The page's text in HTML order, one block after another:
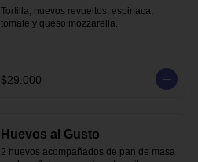
Tortilla, huevos revueltos, espinaca,
tomate y queso mozzarella.
$29.000
Huevos al Gusto
2 huevos acompañados de pan de masa